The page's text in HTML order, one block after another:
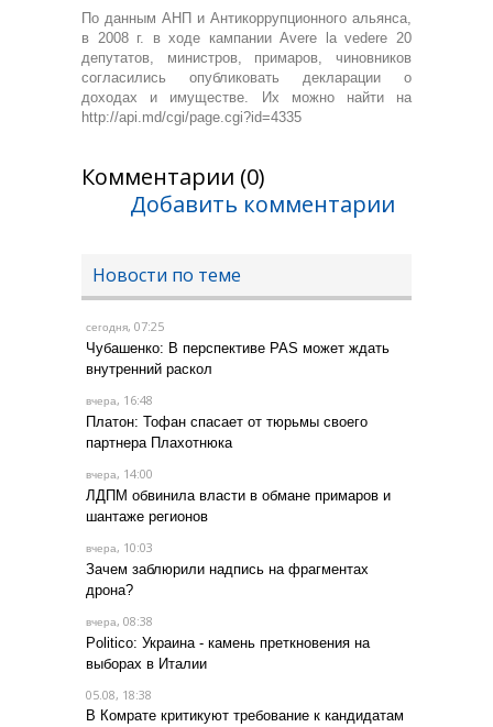
По данным АНП и Антикоррупционного альянса,
в 2008 г. в ходе кампании Avere la vedere 20
депутатов, министров, примаров, чиновников
согласились опубликовать декларации о
доходах и имуществе. Их можно найти на
http://api.md/cgi/page.cgi?id=4335
Комментарии (0)
Добавить комментарии
Новости по теме
сегодня, 07:25
Чубашенко: В перспективе PAS может ждать
внутренний раскол
вчера, 16:48
Платон: Тофан спасает от тюрьмы своего
партнера Плахотнюка
вчера, 14:00
ЛДПМ обвинила власти в обмане примаров и
шантаже регионов
вчера, 10:03
Зачем заблюрили надпись на фрагментах
дрона?
вчера, 08:38
Politico: Украина - камень преткновения на
выборах в Италии
05.08, 18:38
В Комрате критикуют требование к кандидатам